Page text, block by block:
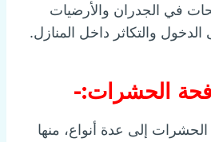
في الجدران والأرضيات
والتكاثر داخل المنازل.
الحشرات:-
إلى عدة أنواع، منها